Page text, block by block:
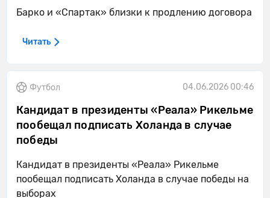
Барко и «Спартак» близки к продлению договора
Читать
Футбол 04.06.2026 00:46
Кандидат в президенты «Реала» Рикельме
пообещал подписать Холанда в случае
победы
Кандидат в президенты «Реала» Рикельме
пообещал подписать Холанда в случае победы на
выборах